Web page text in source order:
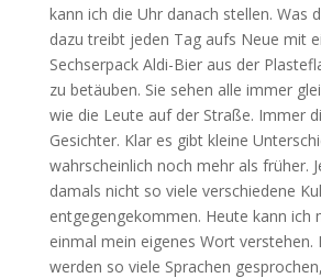
kann ich die Uhr danach stellen. Was
dazu treibt jeden Tag aufs Neue mit
Sechserpack Aldi-Bier aus der
zu betäuben. Sie sehen alle immer
wie die Leute auf der Straße. Immer
Gesichter. Klar es gibt kleine
wahrscheinlich noch mehr als früher.
damals nicht so viele verschiedene
entgegengekommen. Heute kann ich
einmal mein eigenes Wort verstehen.
werden so viele Sprachen